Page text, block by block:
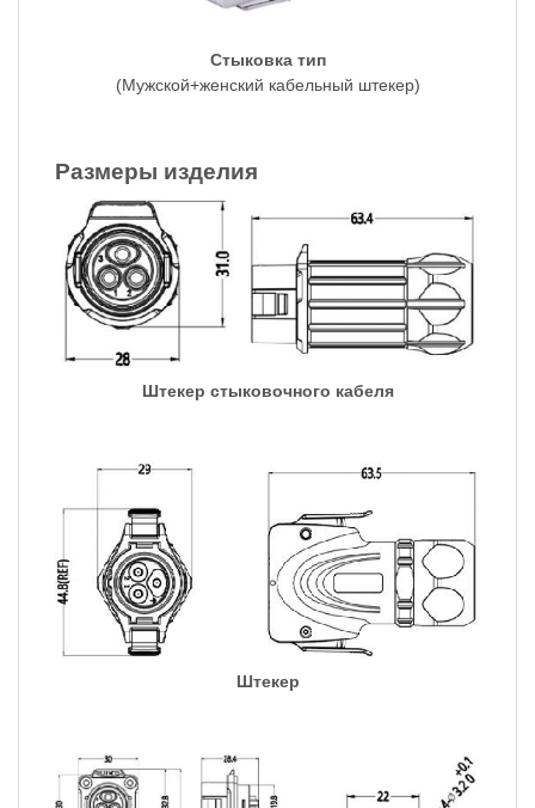
Стыковка тип
(Мужской+женский кабельный штекер)
Размеры изделия
Штекер стыковочного кабеля
Штекер